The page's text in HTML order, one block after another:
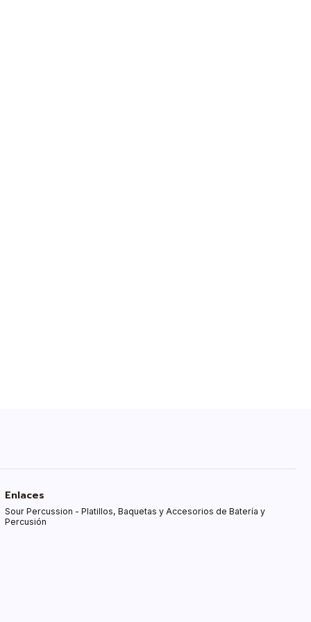
Enlaces
Sour Percussion - Platillos, Baquetas y Accesorios de Batería y
Percusión